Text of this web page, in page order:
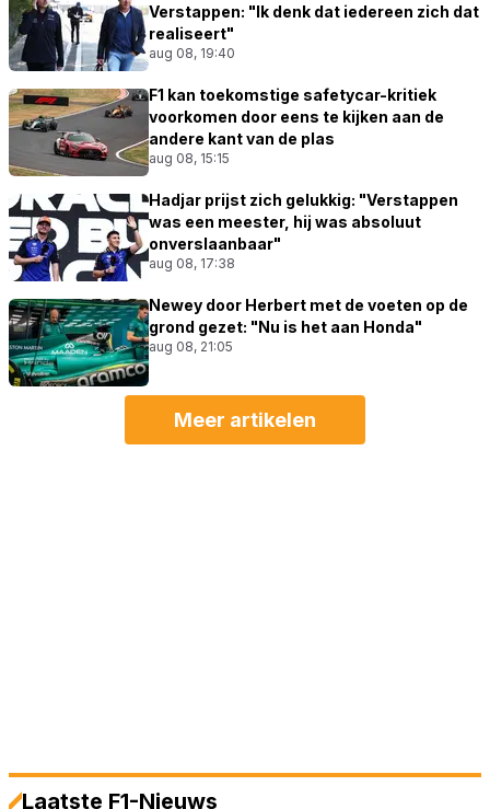
Verstappen: "Ik denk dat iedereen zich dat
realiseert"
aug 08, 19:40
F1 kan toekomstige safetycar-kritiek
voorkomen door eens te kijken aan de
andere kant van de plas
aug 08, 15:15
Hadjar prijst zich gelukkig: "Verstappen
was een meester, hij was absoluut
onverslaanbaar"
aug 08, 17:38
Newey door Herbert met de voeten op de
grond gezet: "Nu is het aan Honda"
aug 08, 21:05
Meer artikelen
Laatste F1-Nieuws